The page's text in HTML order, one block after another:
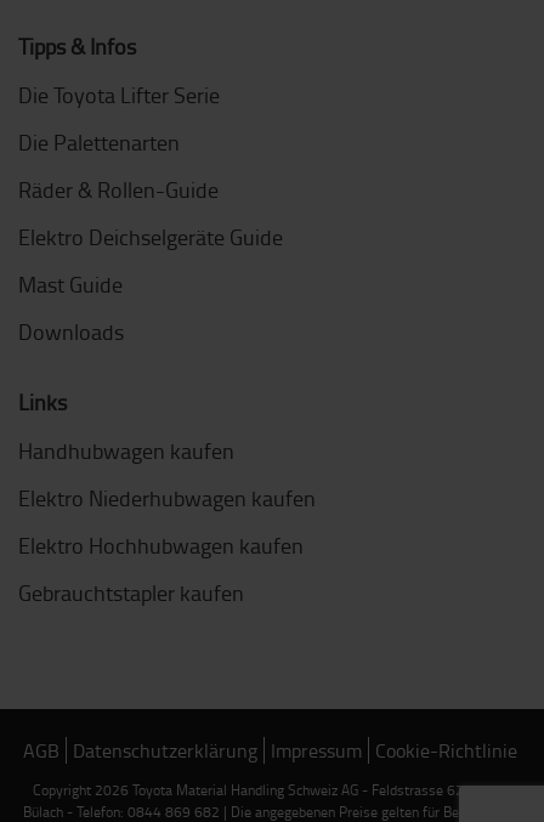
Tipps & Infos
Die Toyota Lifter Serie
Die Palettenarten
Räder & Rollen-Guide
Elektro Deichselgeräte Guide
Mast Guide
Downloads
Links
Handhubwagen kaufen
Elektro Niederhubwagen kaufen
Elektro Hochhubwagen kaufen
Gebrauchtstapler kaufen
AGB Datenschutzerklärung Impressum Cookie-Richtlinie
Copyright 2026 Toyota Material Handling Schweiz AG - Feldstrasse 62 - 8180
Bülach - Telefon: 0844 869 682 | Die angegebenen Preise gelten für Bestellungen